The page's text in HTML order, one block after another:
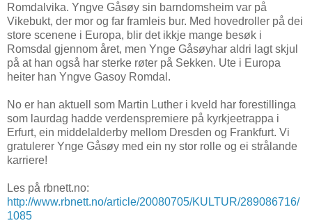
Romdalvika. Yngve Gåsøy sin barndomsheim var på
Vikebukt, der mor og far framleis bur. Med hovedroller på dei
store scenene i Europa, blir det ikkje mange besøk i
Romsdal gjennom året, men Ynge Gåsøyhar aldri lagt skjul
på at han også har sterke røter på Sekken. Ute i Europa
heiter han Yngve Gasoy Romdal.
No er han aktuell som Martin Luther i kveld har forestillinga
som laurdag hadde verdenspremiere på kyrkjeetrappa i
Erfurt, ein middelalderby mellom Dresden og Frankfurt. Vi
gratulerer Ynge Gåsøy med ein ny stor rolle og ei strålande
karriere!
Les på rbnett.no:
http://www.rbnett.no/article/20080705/KULTUR/289086716/
1085